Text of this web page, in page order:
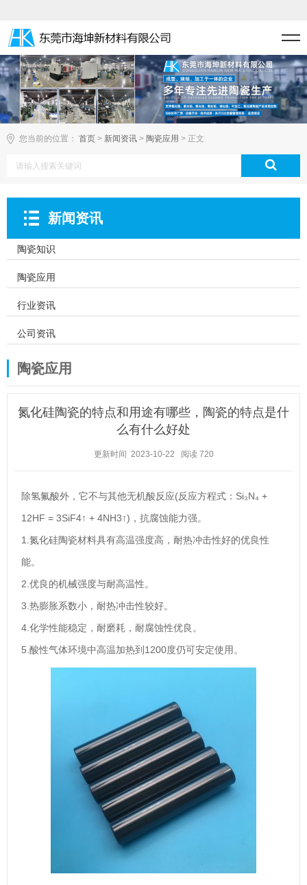
您当前的位置： 首页 > 新闻资讯 > 陶瓷应用 > 正文
新闻资讯
陶瓷知识
陶瓷应用
行业资讯
公司资讯
陶瓷应用
氮化硅陶瓷的特点和用途有哪些，陶瓷的特点是什
么有什么好处
更新时间 2023-10-22 阅读 720
除氢氟酸外，它不与其他无机酸反应(反应方程式：Si₃N₄ +
12HF = 3SiF4↑ + 4NH3↑)，抗腐蚀能力强。
1.氮化硅陶瓷材料具有高温强度高，耐热冲击性好的优良性
能。
2.优良的机械强度与耐高温性。
3.热膨胀系数小，耐热冲击性较好。
4.化学性能稳定，耐磨耗，耐腐蚀性优良。
5.酸性气体环境中高温加热到1200度仍可安定使用。